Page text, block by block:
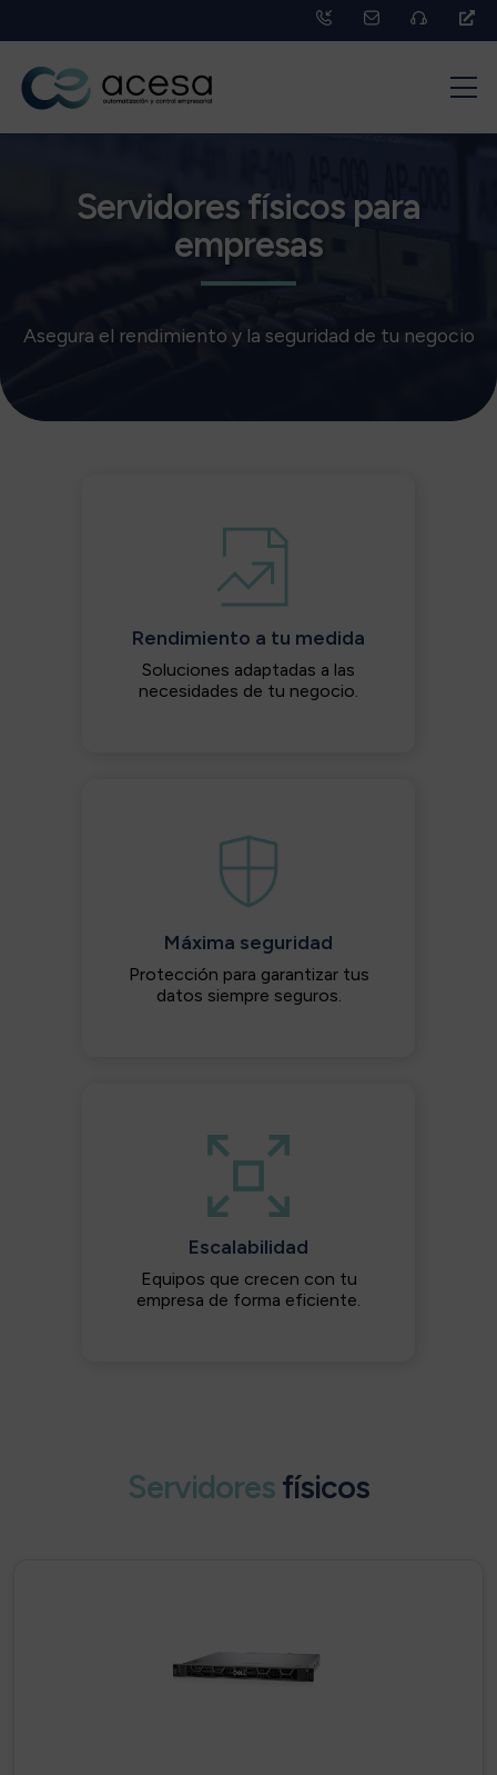
Servidores físicos para
empresas
Asegura el rendimiento y la seguridad de tu negocio
Rendimiento a tu medida
Soluciones adaptadas a las
necesidades de tu negocio.
Máxima seguridad
Protección para garantizar tus
datos siempre seguros.
Escalabilidad
Equipos que crecen con tu
empresa de forma eficiente.
Servidores físicos